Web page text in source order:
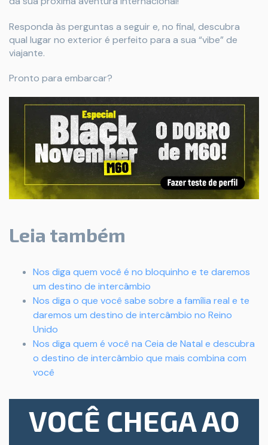
Responda às perguntas a seguir e, no final, descubra
qual lugar no exterior é perfeito para a sua “vibe” de
viajante.
Pronto para embarcar?
Leia também
Nos diga quem você é no bloquinho e te daremos
um destino de intercâmbio
Nos diga o que você sabe sobre a família real e te
daremos um destino de intercâmbio no Reino
Unido
Nos diga quem é você na Ceia de Natal e descubra
o destino de intercâmbio que mais combina com
você
VOCÊ CHEGA AO